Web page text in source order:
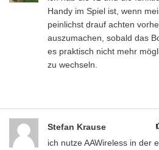
Handy im Spiel ist, wenn
peinlichst drauf achten
auszumachen, sobald das
es praktisch nicht mehr
zu wechseln.
Stefan Krause
ich nutze AAWireless in der